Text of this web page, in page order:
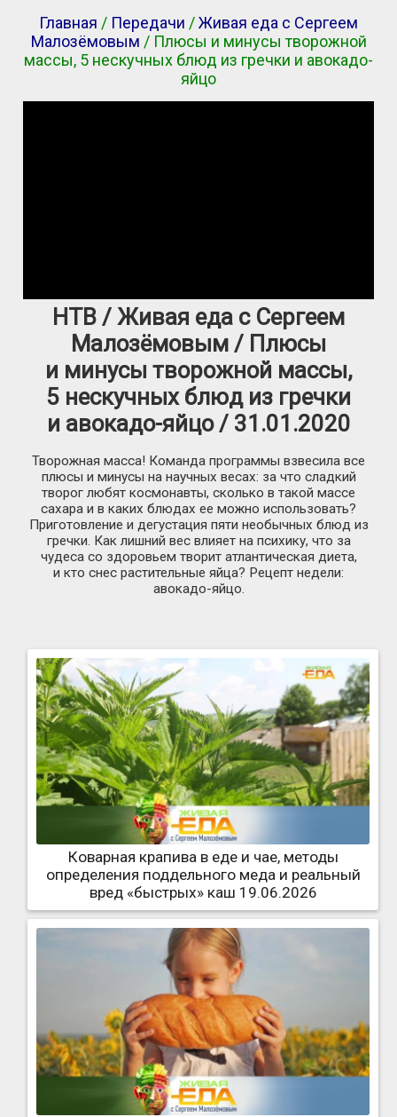
Главная / Передачи /Живая еда с Сергеем
Малозёмовым / Плюсы и минусы творожной
массы, 5 нескучных блюд из гречки и авокадо-
яйцо
НТВ / Живая еда с Сергеем
Малозёмовым / Плюсы
и минусы творожной массы,
5 нескучных блюд из гречки
и авокадо-яйцо / 31.01.2020
Творожная масса! Команда программы взвесила все
плюсы и минусы на научных весах: за что сладкий
творог любят космонавты, сколько в такой массе
сахара и в каких блюдах ее можно использовать?
Приготовление и дегустация пяти необычных блюд из
гречки. Как лишний вес влияет на психику, что за
чудеса со здоровьем творит атлантическая диета,
и кто снес растительные яйца? Рецепт недели:
авокадо-яйцо.
Коварная крапива в еде и чае, методы
определения поддельного меда и реальный
вред «быстрых» каш 19.06.2026